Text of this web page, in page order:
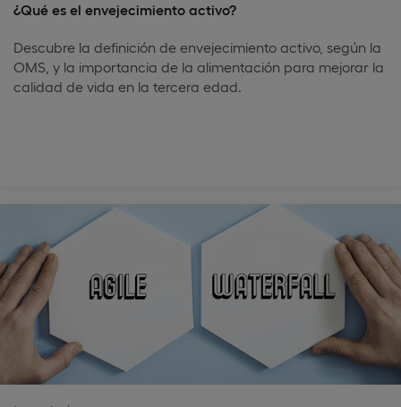
¿Qué es el envejecimiento activo?
Descubre la definición de envejecimiento activo, según la
OMS, y la importancia de la alimentación para mejorar la
calidad de vida en la tercera edad.